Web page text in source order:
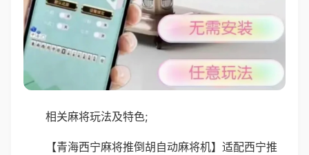
相关麻将玩法及特色;
【青海西宁麻将推倒胡自动麻将机】适配西宁推